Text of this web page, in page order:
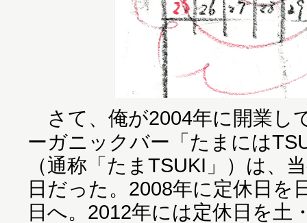
さて、俺が2004年に開業し
ーガニックバー「たまには
（通称「たまTSUKI」）は、
日だった。2008年に定休日を
日へ。2012年には定休日を土